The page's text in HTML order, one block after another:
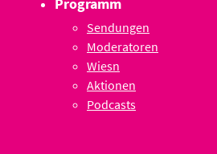
Sendungen
Moderatoren
Wiesn
Aktionen
Podcasts